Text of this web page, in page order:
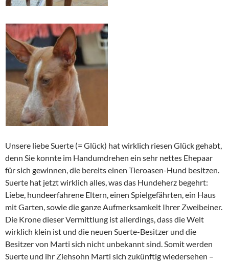
Unsere liebe Suerte (= Glück) hat wirklich riesen Glück gehabt,
denn Sie konnte im Handumdrehen ein sehr nettes Ehepaar
für sich gewinnen, die bereits einen Tieroasen-Hund besitzen.
Suerte hat jetzt wirklich alles, was das Hundeherz begehrt:
Liebe, hundeerfahrene Eltern, einen Spielgefährten, ein Haus
mit Garten, sowie die ganze Aufmerksamkeit Ihrer Zweibeiner.
Die Krone dieser Vermittlung ist allerdings, dass die Welt
wirklich klein ist und die neuen Suerte-Besitzer und die
Besitzer von Marti sich nicht unbekannt sind. Somit werden
Suerte und ihr Ziehsohn Marti sich zukünftig wiedersehen –